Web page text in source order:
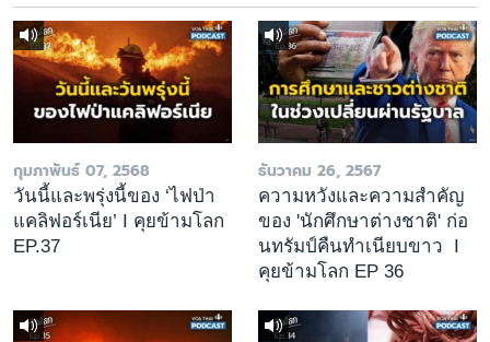
เลือกภาษา
กุมภาพันธ์ 07, 2568
วันนี้และพรุ่งนี้ของ ‘ไฟป่า
แคลิฟอร์เนีย’ I คุยข้ามโลก
EP.37
ธันวาคม 26, 2567
ความหวังและความสำคัญ
ของ 'นักศึกษาต่างชาติ' ก่อ
นทรัมป์คืนทำเนียบขาว I
คุยข้ามโลก EP 36